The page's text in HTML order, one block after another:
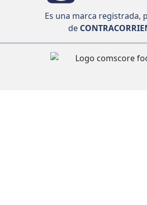
Es una marca registrada,
de